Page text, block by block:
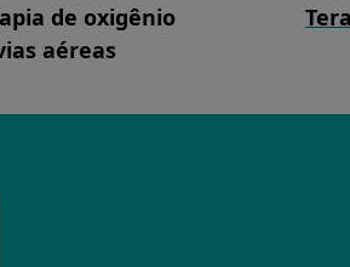
de oxigênio
aéreas
de Secreções
Image